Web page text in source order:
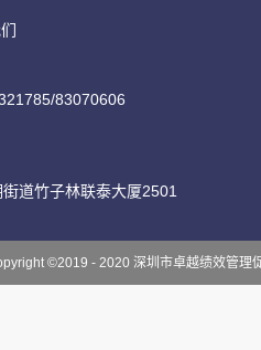
83070606
道竹子林联泰大厦2501
©2019 - 2020 深圳市卓越绩效管理